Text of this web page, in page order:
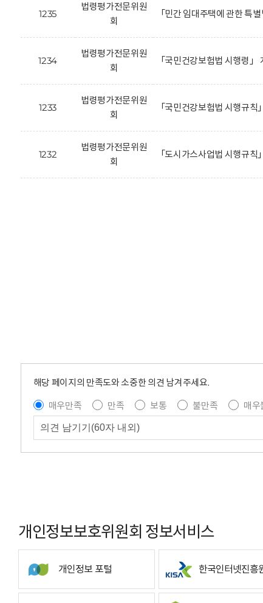
1235
법령평가전문위원
회
「민간 임대주택에 관한 특
1234
법령평가전문위원
회
「국민건강보험법 시행령
1233
법령평가전문위원
회
「국민건강보험법 시행규
1232
법령평가전문위원
회
「도시가스사업법 시행규
해당 페이지의 만족도와 소중한 의견 남겨주세요.
매우만족
만족 보통 불만족
매우
개인정보보호위원회 정보서비스
개인정보 포털 한국인터넷진흥